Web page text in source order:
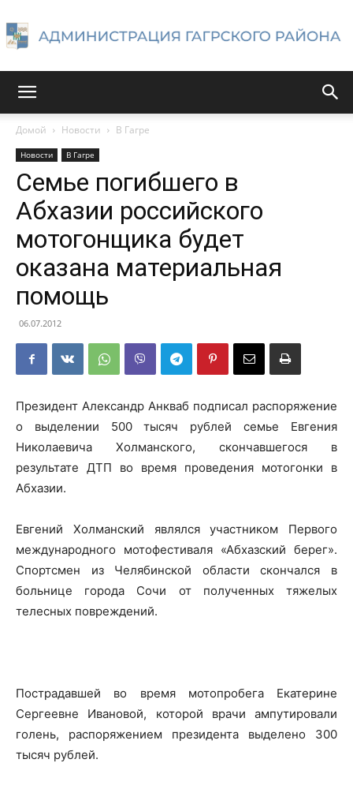
района
Домой Новости В Гагре
Новости В Гагре
Семье погибшего в
Абхазии российского
мотогонщика будет
оказана материальная
помощь
06.07.2012
Президент Александр Анкваб подписал распоряжение
о выделении 500 тысяч рублей семье Евгения
Николаевича Холманского, скончавшегося в
результате ДТП во время проведения мотогонки в
Абхазии.
Евгений Холманский являлся участником Первого
международного мотофестиваля «Абхазский берег».
Спортсмен из Челябинской области скончался в
больнице города Сочи от полученных тяжелых
телесных повреждений.
Пострадавшей во время мотопробега Екатерине
Сергеевне Ивановой, которой врачи ампутировали
голень, распоряжением президента выделено 300
тысяч рублей.